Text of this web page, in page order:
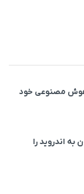
مصنوعی خود
از آیفون به اندروید را